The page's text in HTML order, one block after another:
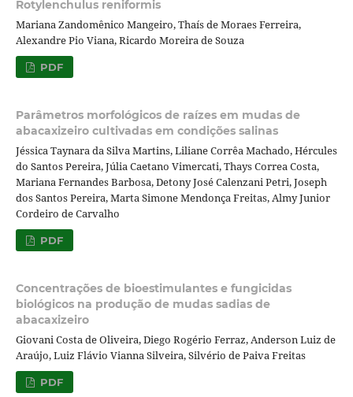
Rotylenchulus reniformis
Mariana Zandomênico Mangeiro, Thaís de Moraes Ferreira,
Alexandre Pio Viana, Ricardo Moreira de Souza
PDF
Parâmetros morfológicos de raízes em mudas de
abacaxizeiro cultivadas em condições salinas
Jéssica Taynara da Silva Martins, Liliane Corrêa Machado, Hércules
do Santos Pereira, Júlia Caetano Vimercati, Thays Correa Costa,
Mariana Fernandes Barbosa, Detony José Calenzani Petri, Joseph
dos Santos Pereira, Marta Simone Mendonça Freitas, Almy Junior
Cordeiro de Carvalho
PDF
Concentrações de bioestimulantes e fungicidas
biológicos na produção de mudas sadias de
abacaxizeiro
Giovani Costa de Oliveira, Diego Rogério Ferraz, Anderson Luiz de
Araújo, Luiz Flávio Vianna Silveira, Silvério de Paiva Freitas
PDF